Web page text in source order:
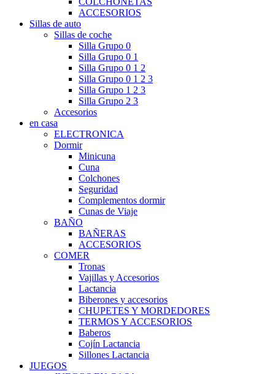
ACCESORIOS
Sillas de auto
Sillas de coche
Silla Grupo 0
Silla Grupo 0 1
Silla Grupo 0 1 2
Silla Grupo 0 1 2 3
Silla Grupo 1 2 3
Silla Grupo 2 3
Accesorios
en casa
ELECTRONICA
Dormir
Minicuna
Cuna
Colchones
Seguridad
Complementos dormir
Cunas de Viaje
BAÑO
BAÑERAS
ACCESORIOS
COMER
Tronas
Vajillas y Accesorios
Lactancia
Biberones y accesorios
CHUPETES Y MORDEDORES
TERMOS Y ACCESORIOS
Baberos
Cojín Lactancia
Sillones Lactancia
JUEGOS